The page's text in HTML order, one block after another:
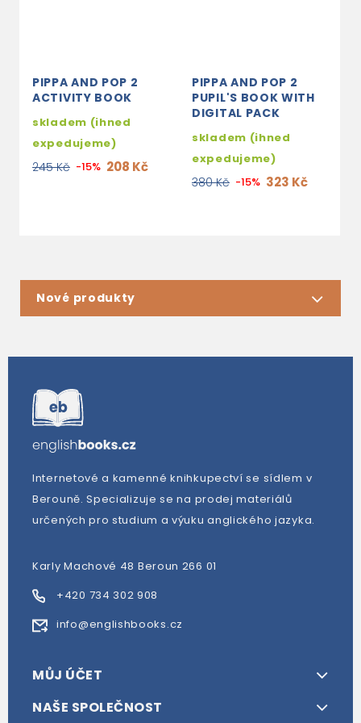
PIPPA AND POP 2
ACTIVITY BOOK
skladem (ihned
expedujeme)
245 Kč -15% 208 Kč
PIPPA AND POP 2
PUPIL'S BOOK WITH
DIGITAL PACK
skladem (ihned
expedujeme)
380 Kč -15% 323 Kč
Nové produkty
Internetové a kamenné knihkupectví se sídlem v
Berouně. Specializuje se na prodej materiálů
určených pro studium a výuku anglického jazyka.
Karly Machové 48 Beroun 266 01
+420 734 302 908
info@englishbooks.cz
MŮJ ÚČET
NAŠE SPOLEČNOST